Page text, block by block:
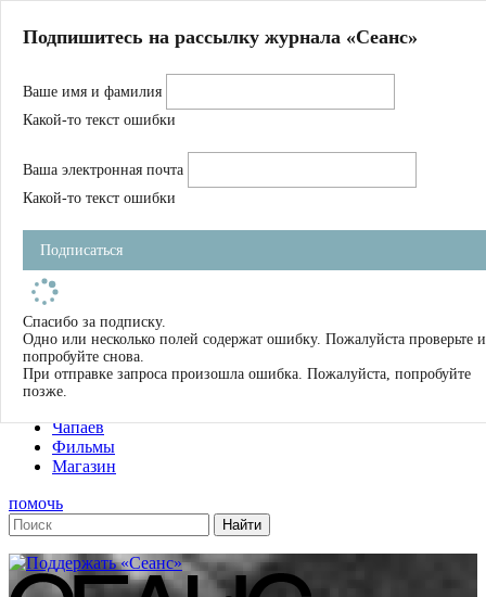
Магазин
Журнал
Школа
Устав
Фильмы
Имена
Тэги
О нас
Журнал
Книги
Чапаев
Фильмы
Магазин
помочь
Подпишитесь на рассылку журнала «Сеанс»
Ваше имя и фамилия
Какой-то текст ошибки
Ваша электронная почта
Какой-то текст ошибки
Подписаться
Спасибо за подписку.
Одно или несколько полей содержат ошибку. Пожалуйста проверьте и
попробуйте снова.
При отправке запроса произошла ошибка. Пожалуйста, попробуйте
позже.